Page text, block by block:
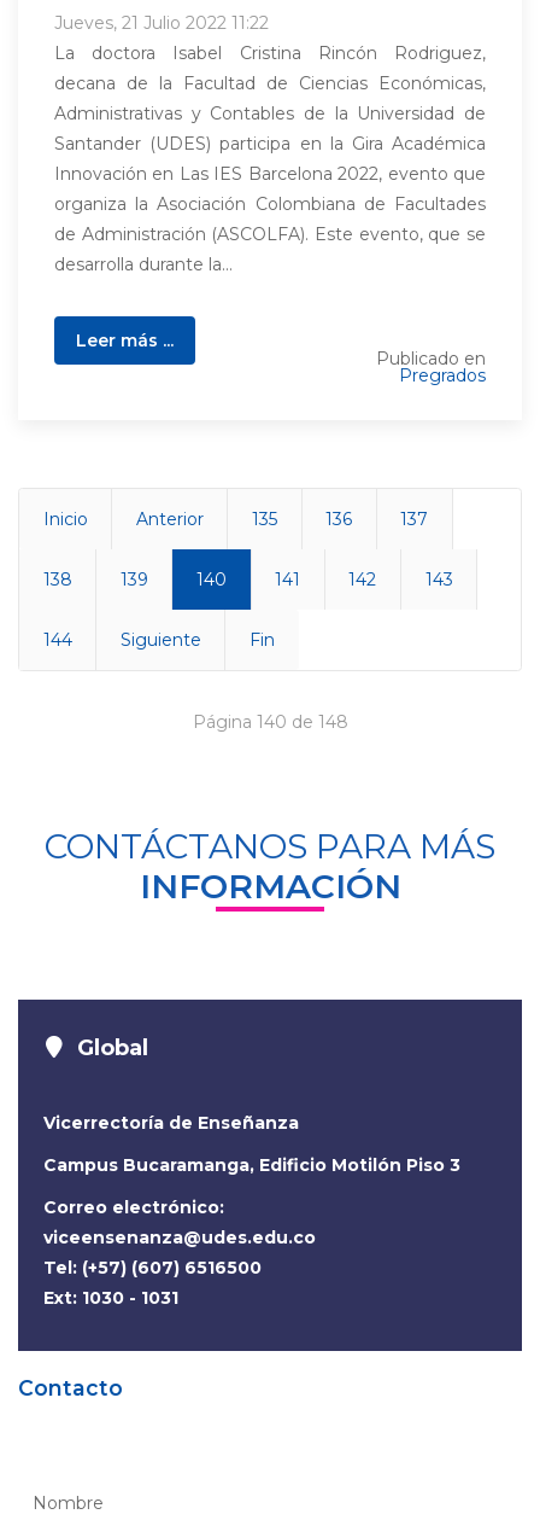
Jueves, 21 Julio 2022 11:22
La doctora Isabel Cristina Rincón Rodriguez,
decana de la Facultad de Ciencias Económicas,
Administrativas y Contables de la Universidad de
Santander (UDES) participa en la Gira Académica
Innovación en Las IES Barcelona 2022, evento que
organiza la Asociación Colombiana de Facultades
de Administración (ASCOLFA). Este evento, que se
desarrolla durante la...
Leer más ...
Publicado en
Pregrados
Inicio Anterior 135 136 137
138 139 140 141 142 143
144 Siguiente Fin
Página 140 de 148
CONTÁCTANOS PARA MÁS
INFORMACIÓN
Global
Vicerrectoría de Enseñanza
Campus Bucaramanga, Edificio Motilón Piso 3
Correo electrónico:
viceensenanza@udes.edu.co
Tel: (+57) (607) 6516500
Ext: 1030 - 1031
Contacto